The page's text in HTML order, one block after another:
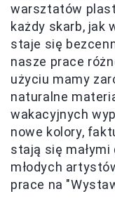
warsztatów
każdy skarb, jak
staje się
nasze prace
użyciu mamy
naturalne
wakacyjnych
nowe kolory,
stają się małymi
młodych
prace na